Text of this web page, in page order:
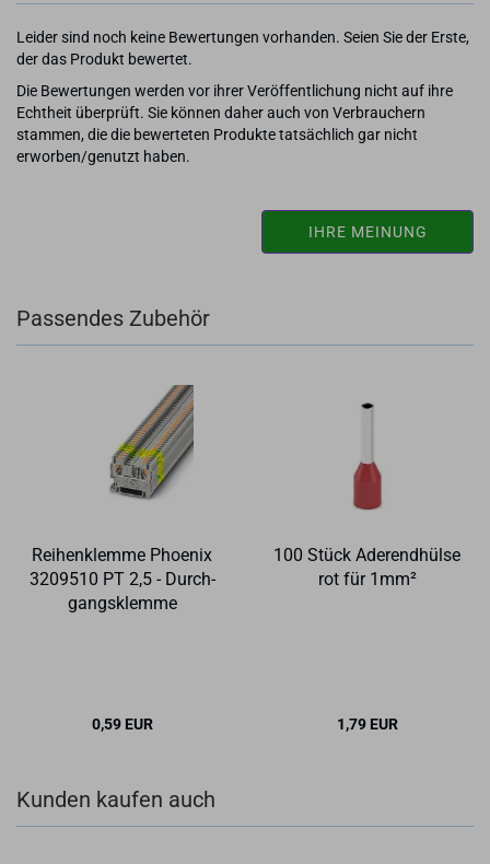
Leider sind noch keine Bewertungen vorhanden. Seien Sie der Erste,
der das Produkt bewertet.
Die Bewertungen werden vor ihrer Veröffentlichung nicht auf ihre
Echtheit überprüft. Sie können daher auch von Verbrauchern
stammen, die die bewerteten Produkte tatsächlich gar nicht
erworben/genutzt haben.
IHRE MEINUNG
Passendes Zubehör
Rei­hen­klem­me Phoe­nix
3209510 PT 2,5 - Durch­
gangs­klem­me
0,59 EUR
100 Stück Ader­end­hül­se
rot für 1mm²
1,79 EUR
Kunden kaufen auch